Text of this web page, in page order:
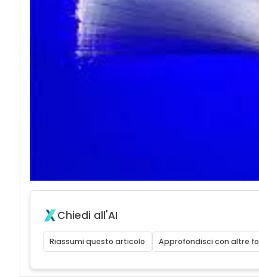
Chiedi all'AI
Riassumi questo articolo Approfondisci con altre